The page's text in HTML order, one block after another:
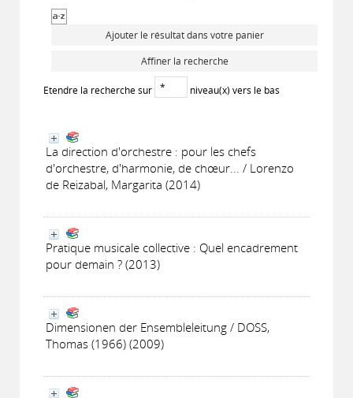
Ajouter le résultat dans votre panier
Affiner la recherche
Etendre la recherche sur niveau(x) vers le bas
La direction d'orchestre : pour les chefs
d'orchestre, d'harmonie, de chœur... / Lorenzo
de Reizabal, Margarita (2014)
Pratique musicale collective : Quel encadrement
pour demain ? (2013)
Dimensionen der Ensembleleitung / DOSS,
Thomas (1966) (2009)